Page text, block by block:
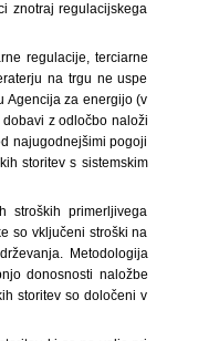
znotraj regulacijskega
regulacije, terciarne
na trgu ne uspe
Agencija za energijo (v
z odločbo naloži
najugodnejšimi pogoji
storitev s sistemskim
stroških primerljivega
so vključeni stroški na
Metodologija
donosnosti naložbe
storitev so določeni v